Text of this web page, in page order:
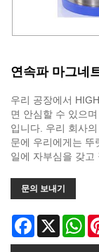
연속파 마그네
우리 공장에서
면 안심할 수 있으
입니다. 우리 회사
문에 우리에게는 뚜
일에 자부심을 갖고
문의 보내기
Facebook
X